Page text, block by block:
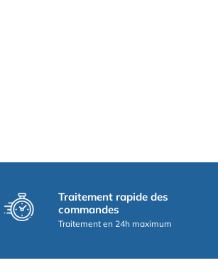
Traitement rapide des
commandes
Traitement en 24h maximum